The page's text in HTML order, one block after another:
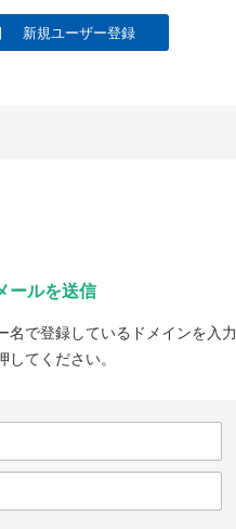
新規ユーザー登録
ールを送信
名で登録しているドメインを入力
てください。